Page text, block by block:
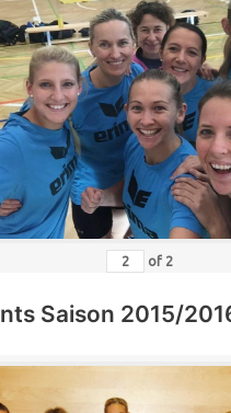
of 2
Saison 2015/